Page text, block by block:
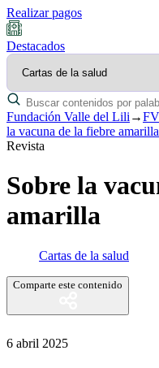
Realizar pagos
Destacados
Fundación Valle del Lili →
la vacuna de la fiebre amarilla
Revista
Sobre la
amarilla
Cartas de la salud
Comparte este contenido
6 abril 2025